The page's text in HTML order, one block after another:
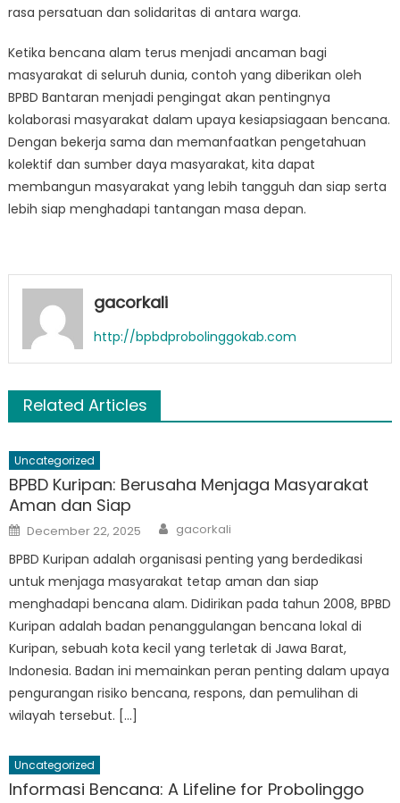
rasa persatuan dan solidaritas di antara warga.
Ketika bencana alam terus menjadi ancaman bagi
masyarakat di seluruh dunia, contoh yang diberikan oleh
BPBD Bantaran menjadi pengingat akan pentingnya
kolaborasi masyarakat dalam upaya kesiapsiagaan bencana.
Dengan bekerja sama dan memanfaatkan pengetahuan
kolektif dan sumber daya masyarakat, kita dapat
membangun masyarakat yang lebih tangguh dan siap serta
lebih siap menghadapi tantangan masa depan.
gacorkali
http://bpbdprobolinggokab.com
Related Articles
Uncategorized
BPBD Kuripan: Berusaha Menjaga Masyarakat
Aman dan Siap
Posted
on
December 22, 2025 Author
gacorkali
BPBD Kuripan adalah organisasi penting yang berdedikasi
untuk menjaga masyarakat tetap aman dan siap
menghadapi bencana alam. Didirikan pada tahun 2008, BPBD
Kuripan adalah badan penanggulangan bencana lokal di
Kuripan, sebuah kota kecil yang terletak di Jawa Barat,
Indonesia. Badan ini memainkan peran penting dalam upaya
pengurangan risiko bencana, respons, dan pemulihan di
wilayah tersebut. […]
Uncategorized
Informasi Bencana: A Lifeline for Probolinggo